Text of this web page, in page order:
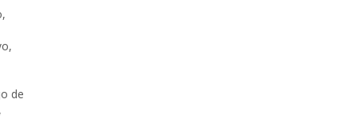
,
,
de
,